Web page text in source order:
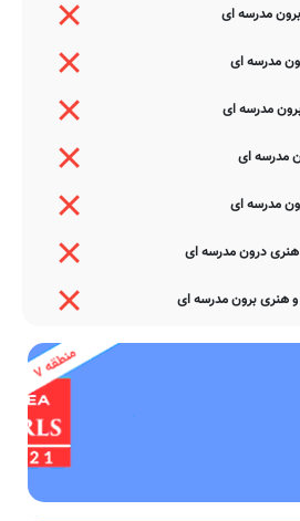
مدرسه ای
مدرسه ای
مدرسه ای
مدرسه ای
مدرسه ای
هنری درون مدرسه ای
هنری برون مدرسه ای